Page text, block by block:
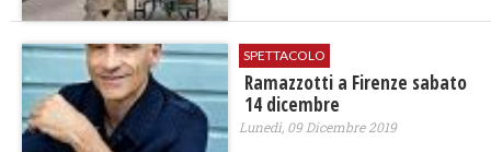
SPETTACOLO
Ramazzotti a Firenze sabato
14 dicembre
Lunedì, 09 Dicembre 2019